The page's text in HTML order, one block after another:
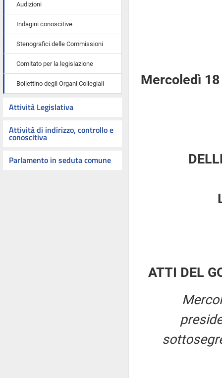
Audizioni
Indagini conoscitive
Stenografici delle Commissioni
Comitato per la legislazione
Bollettino degli Organi Collegiali
Attività Legislativa
Attività di indirizzo, controllo e
conoscitiva
Parlamento in seduta comune
Mercoledì
ATTI DEL